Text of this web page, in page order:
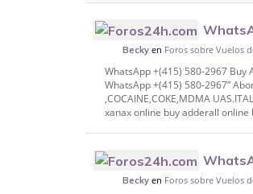
DUBAI% #Sharjah, %
Becky en Foros sobre Vuelos
WhatsApp +(415) 580-2967 Buy
WhatsApp +(415) 580-2967”
,COCAINE,COKE,MDMA
xanax online buy adderall
DUBAI% #Sharjah, %
Becky en Foros sobre Vuelos